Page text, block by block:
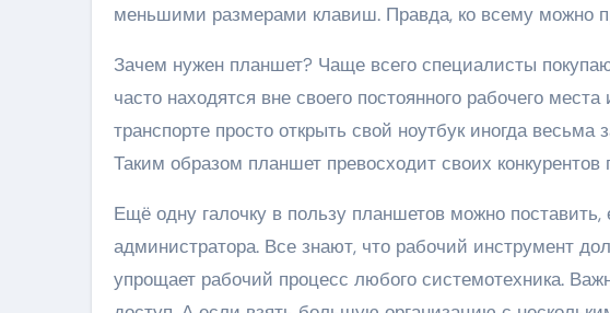
меньшими размерами клавиш. Правда, ко всему можно
Зачем нужен планшет? Чаще всего специалисты
часто находятся вне своего постоянного рабочего
транспорте просто открыть свой ноутбук иногда
Таким образом планшет превосходит своих
Ещё одну галочку в пользу планшетов можно
администратора. Все знают, что рабочий инструмент
упрощает рабочий процесс любого системотехника.